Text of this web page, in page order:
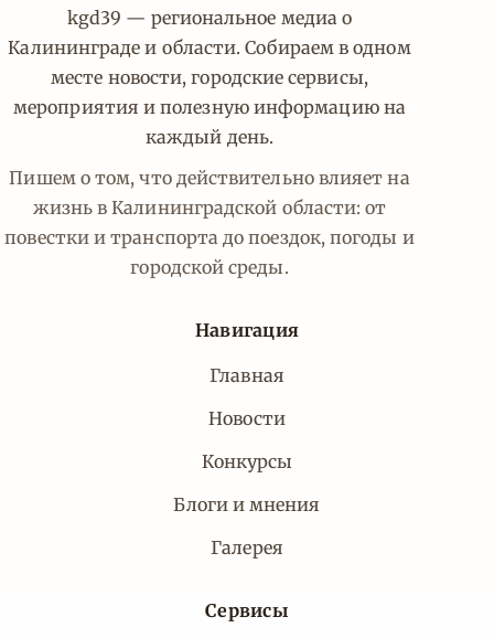
kgd39 — региональное медиа о
Калининграде и области. Собираем в одном
месте новости, городские сервисы,
мероприятия и полезную информацию на
каждый день.
Пишем о том, что действительно влияет на
жизнь в Калининградской области: от
повестки и транспорта до поездок, погоды и
городской среды.
Навигация
Главная
Новости
Конкурсы
Блоги и мнения
Галерея
Сервисы